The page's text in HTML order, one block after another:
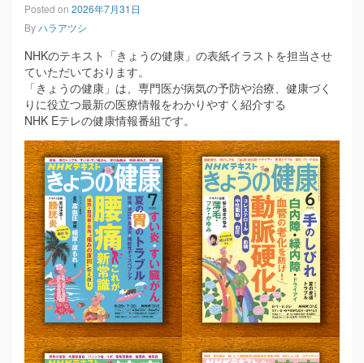
Posted on 2026年7月31日
Byハラアツシ
NHKのテキスト「きょうの健康」の表紙イラストを担当させ
ていただいております。
「きょうの健康」は、専門医が病気の予防や治療、健康づく
りに役立つ最新の医療情報をわかりやすく紹介する
NHK Eテレの健康情報番組です。